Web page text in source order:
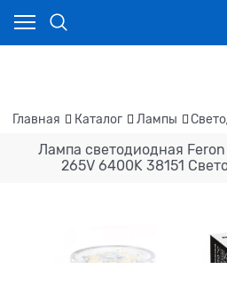
Главная Каталог Лампы
Лампа светодиодная Feron
265V 6400K 38151